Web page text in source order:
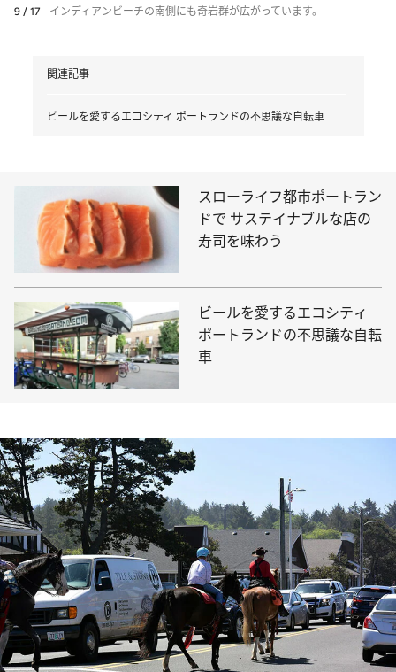
9 / 17 インディアンビーチの南側にも奇岩群が広がっています。
関連記事
ビールを愛するエコシティ ポートランドの不思議な自転車
スローライフ都市ポートラン
ドで サステイナブルな店の
寿司を味わう
ビールを愛するエコシティ
ポートランドの不思議な自転
車